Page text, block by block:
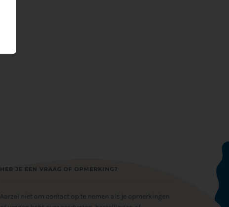
HEB JE EEN VRAAG OF OPMERKING?
Aarzel niet om contact op te nemen als je opmerkingen